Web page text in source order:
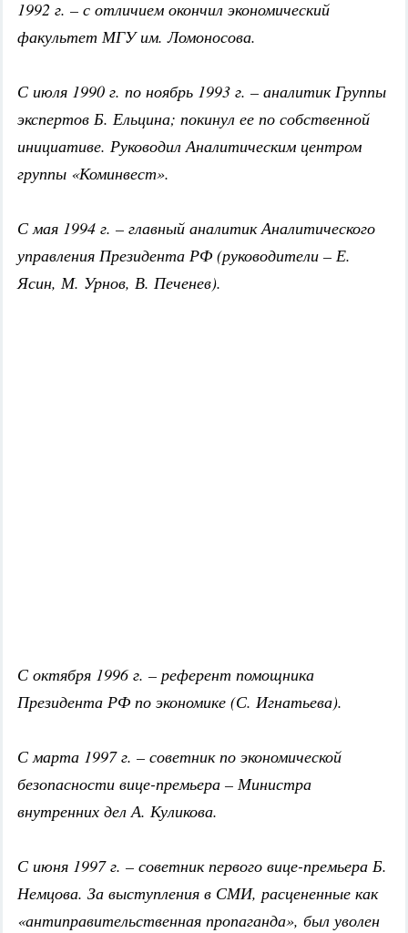
1992 г. – с отличием окончил экономический
факультет МГУ им. Ломоносова.
С июля 1990 г. по ноябрь 1993 г. – аналитик Группы
экспертов Б. Ельцина; покинул ее по собственной
инициативе. Руководил Аналитическим центром
группы «Коминвест».
С мая 1994 г. – главный аналитик Аналитического
управления Президента РФ (руководители – Е.
Ясин, М. Урнов, В. Печенев).
С октября 1996 г. – референт помощника
Президента РФ по экономике (С. Игнатьева).
С марта 1997 г. – советник по экономической
безопасности вице-премьера – Министра
внутренних дел А. Куликова.
С июня 1997 г. – советник первого вице-премьера Б.
Немцова. За выступления в СМИ, расцененные как
«антиправительственная пропаганда», был уволен